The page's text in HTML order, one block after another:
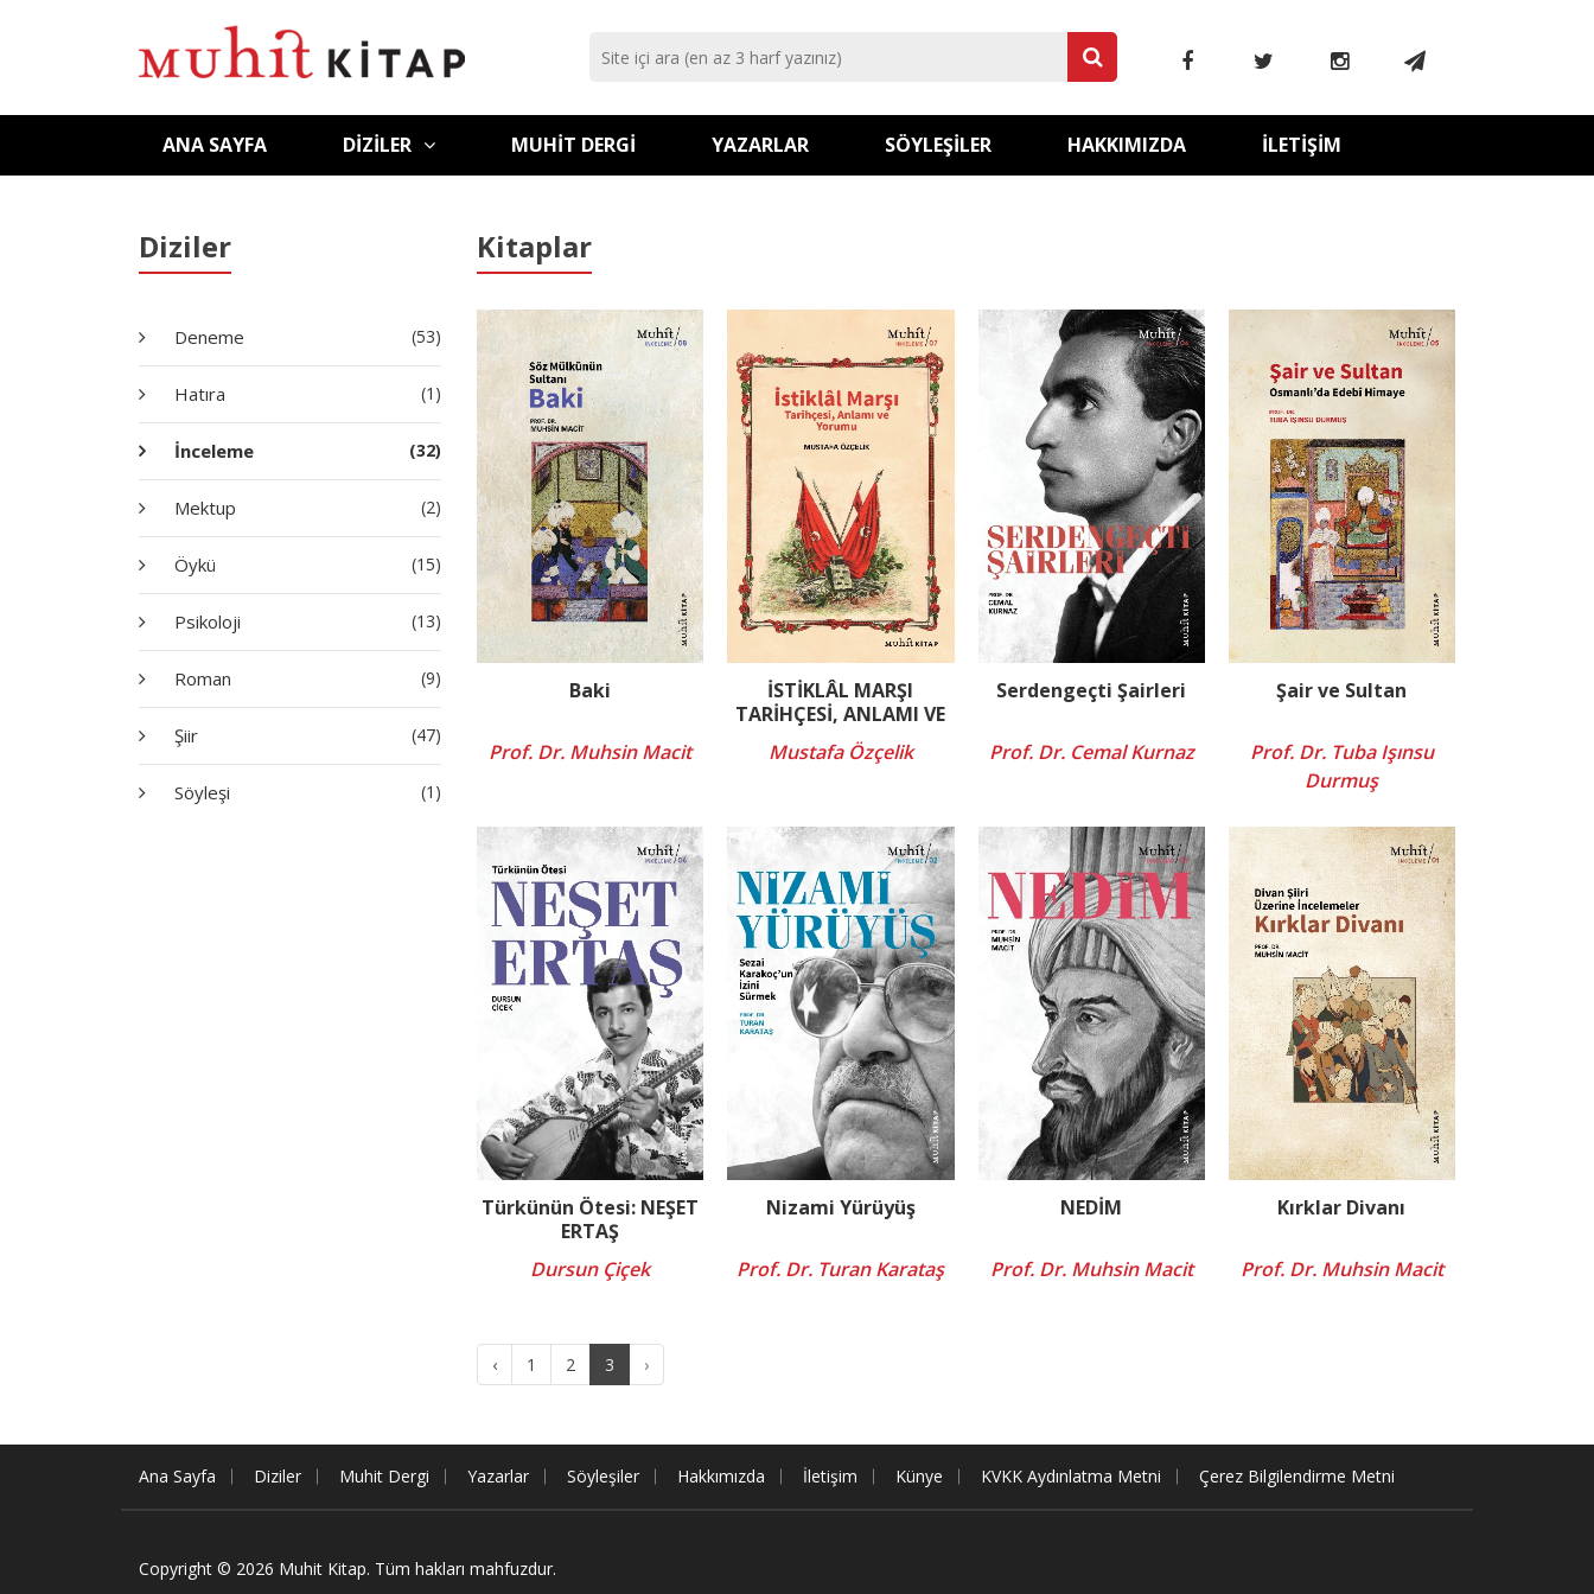
ANA SAYFA DIZILER MUHIT DERGI YAZARLAR SÖYLEŞILER HAKKIMIZDA İLETIŞIM
Diziler
Deneme (53)
Hatıra (1)
İnceleme (32)
Mektup (2)
Öykü (15)
Psikoloji (13)
Roman (9)
Şiir (47)
Söyleşi (1)
Kitaplar
Baki
Prof. Dr. Muhsin Macit
İSTİKLÂL MARŞI
TARİHÇESİ, ANLAMI VE
YORUMU
Mustafa Özçelik
Serdengeçti Şairleri
Prof. Dr. Cemal Kurnaz
Şair ve Sultan
Prof. Dr. Tuba Işınsu
Durmuş
Türkünün Ötesi: NEŞET
ERTAŞ
Dursun Çiçek
Nizami Yürüyüş
Prof. Dr. Turan Karataş
NEDİM
Prof. Dr. Muhsin Macit
Kırklar Divanı
Prof. Dr. Muhsin Macit
‹ 1 2 3 ›
Ana Sayfa Diziler Muhit Dergi Yazarlar Söyleşiler Hakkımızda İletişim Künye KVKK Aydınlatma Metni Çerez Bilgilendirme Metni
Copyright © 2026 Muhit Kitap. Tüm hakları mahfuzdur.